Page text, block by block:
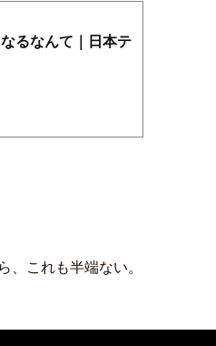
るなんて｜日本テ
、これも半端ない。